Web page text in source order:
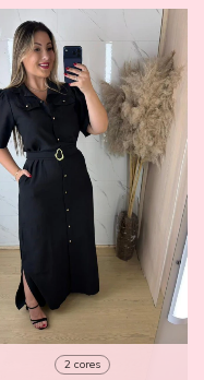
2 cores